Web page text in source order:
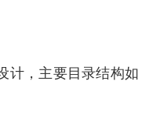
计，主要目录结构如